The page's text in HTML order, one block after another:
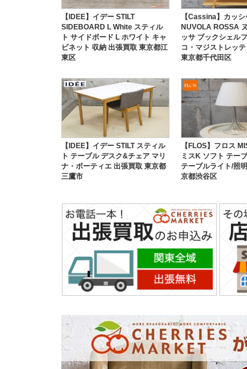
【IDEE】イデー STILT
SIDEBOARD L White スティル
ト サイドボード L ホワイト キャ
ビネット 収納 出張買取 東京都江
東区
【Cassina】カッ
NUVOLA ROSSA
ッサ ブックシェル
コ・マジストレッ
東京都千代田区
【IDEE】イデー STILT スティル
ト テーブル デスク&チェア マリ
ナ・ボーティエ 出張買取 東京都
三鷹市
【FLOS】フロス
ミスK ソフト テー
テーブルライト/照
京都渋谷区